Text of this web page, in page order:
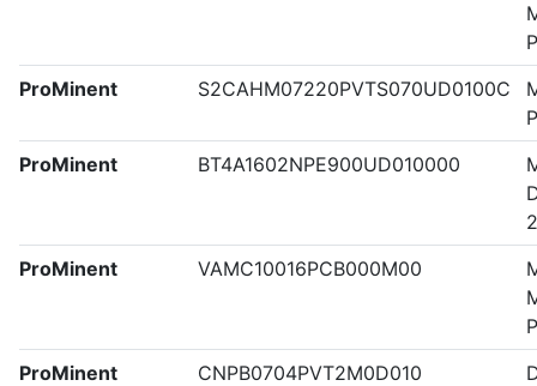
ProMinent
S2CAHM07220PVTS070UD0100C
ProMinent
BT4A1602NPE900UD010000
ProMinent
VAMC10016PCB000M00
ProMinent
CNPB0704PVT2M0D010